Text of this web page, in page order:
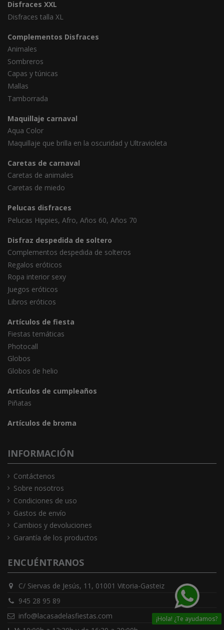
Disfraces XXL
Disfraces talla XL
Complementos Disfraces
Animales
Sombreros
Capas y túnicas
Mallas
Tamborrada
Maquillaje carnaval
Aqua Color
Maquillaje que brilla en la oscuridad y Ultravioleta
Caretas de carnaval
Caretas de animales
Caretas de miedo
Pelucas disfraces
Pelucas Hippies, Afro, Años 60, Años 70
Disfraz despedida de soltero
Complementos despedida de solteros
Regalos eróticos
Ropa interior sexy
Juegos eróticos
Libros eróticos
Artículos de fiesta
Fiestas temáticas
Photocall
Globos
Globos de helio
Artículos de cumpleaños
Piñatas
Artículos de broma
INFORMACIÓN
Contáctenos
Sobre nosotros
Condiciones de uso
Gastos de envío
Cambios y devoluciones
Garantía de los productos
ENCUÉNTRANOS
C/ Siervas de Jesús, 11, 01001 Vitoria-Gasteiz
945 28 95 89
info@lacasadelasfiestas.com
¡Hola! ¿Te ayudamos?